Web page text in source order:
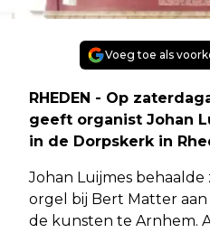
Voeg toe als
RHEDEN - Op
geeft organist Johan
in de Dorpskerk in
Johan Luijmes behaalde
orgel bij Bert Matter
de kunsten te Arnhem.